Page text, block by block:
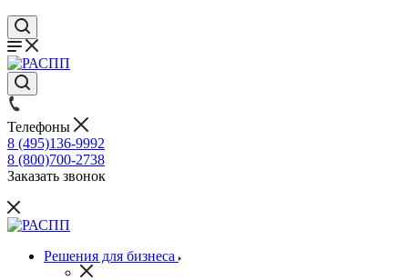
Телефоны
8 (495)136-9992
8 (800)700-2738
Заказать звонок
Решения для бизнеса